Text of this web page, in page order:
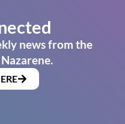
news from the